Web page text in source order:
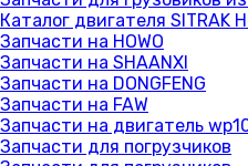
Каталог двигателя SITRAK
Запчасти на HOWO
Запчасти на SHAANXI
Запчасти на DONGFENG
Запчасти на FAW
Запчасти на двигатель
Запчасти для погрузчиков